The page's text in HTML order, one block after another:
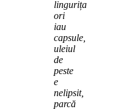
lingurița
ori
iau
capsule,
uleiul
de
peste
e
nelipsit,
parcă